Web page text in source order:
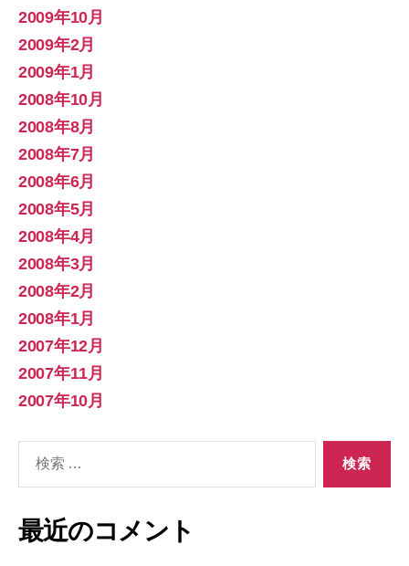
2009年10月
2009年2月
2009年1月
2008年10月
2008年8月
2008年7月
2008年6月
2008年5月
2008年4月
2008年3月
2008年2月
2008年1月
2007年12月
2007年11月
2007年10月
象:
最近のコメント